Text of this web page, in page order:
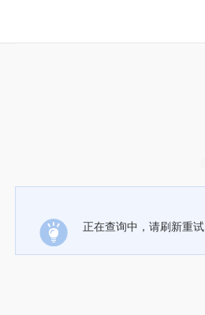
正在查询中，请刷新重试